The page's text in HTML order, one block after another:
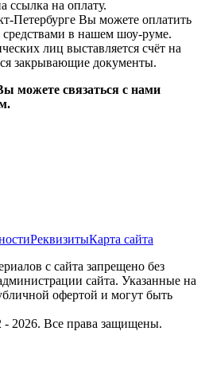
ссылка на оплату.
Петербурге Вы можете оплатить
в нашем шоу-руме.
лиц выставляется счёт на
закрывающие документы.
можете связаться с нами
РеквизитыКарта сайта
с сайта запрещено без
сайта. Указанные на
офертой и могут быть
Все права защищены.